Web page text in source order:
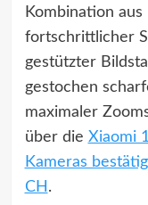
Kombination
fortschrittlicher
gestützter
gestochen
maximaler
über die Xiaomi
Kameras
CH .